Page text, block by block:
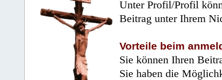
Unter Profil/Profil
Beitrag unter Ihrem
Vorteile beim
Sie können Ihren
Sie haben die